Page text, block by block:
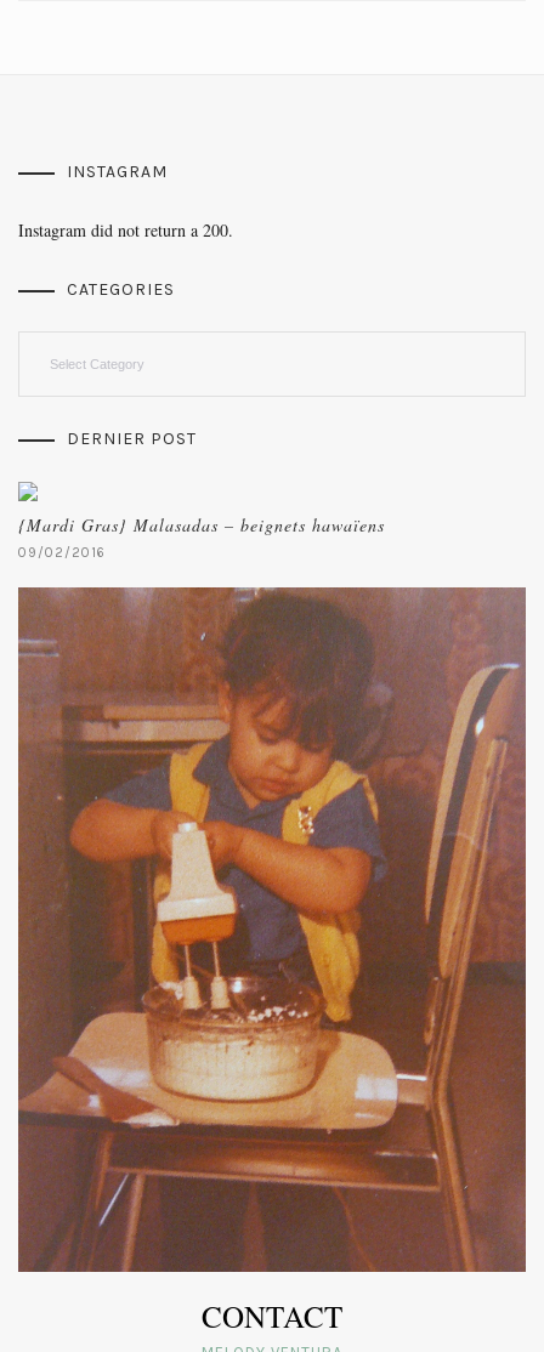
INSTAGRAM
Instagram did not return a 200.
CATEGORIES
DERNIER POST
{Mardi Gras} Malasadas – beignets hawaïens
09/02/2016
CONTACT